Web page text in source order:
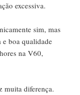
excessiva.
sim, mas
e boa qualidade
na V60,
muita diferença.